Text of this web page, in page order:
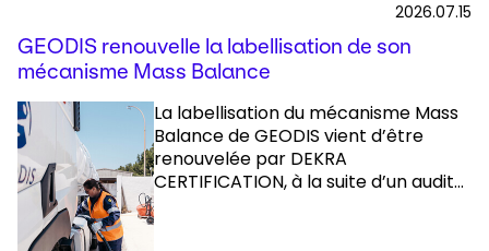
2026.07.15
GEODIS renouvelle la labellisation de son
mécanisme Mass Balance
La labellisation du mécanisme Mass
Balance de GEODIS vient d’être
renouvelée par DEKRA
CERTIFICATION, à la suite d’un audit...